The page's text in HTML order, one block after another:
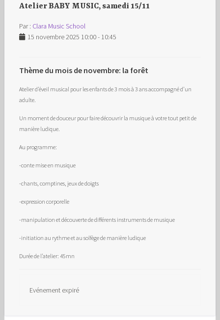
Atelier BABY MUSIC, samedi 15/11
Par : Clara Music School
15 novembre 2025 10:00 - 10:45
Thème du mois de novembre: la forêt
Atelier d’éveil musical pour les enfants de 3 mois à 3 ans accompagné d’un
adulte.
Un moment de douceur pour faire découvrir la musique à votre tout petit de
manière ludique.
Au programme:
-conte mise en musique
-chants, comptines, jeux de doigts
-expression corporelle
-manipulation et découverte de différents instruments de musique
-initiation au rythme et au solfège de manière ludique
Durée de l’atelier: 45mn
Evénement expiré